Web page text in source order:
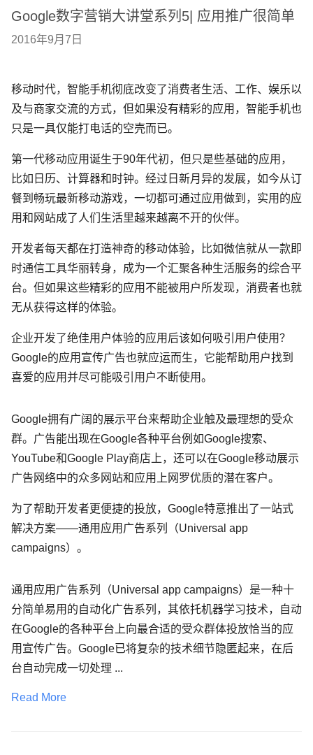
Google数字营销大讲堂系列5| 应用推广很简单
2016年9月7日
移动时代，智能手机彻底改变了消费者生活、工作、娱乐以
及与商家交流的方式，但如果没有精彩的应用，智能手机也
只是一具仅能打电话的空壳而已。
第一代移动应用诞生于90年代初，但只是些基础的应用，
比如日历、计算器和时钟。经过日新月异的发展，如今从订
餐到畅玩最新移动游戏，一切都可通过应用做到，实用的应
用和网站成了人们生活里越来越离不开的伙伴。
开发者每天都在打造神奇的移动体验，比如微信就从一款即
时通信工具华丽转身，成为一个汇聚各种生活服务的综合平
台。但如果这些精彩的应用不能被用户所发现，消费者也就
无从获得这样的体验。
企业开发了绝佳用户体验的应用后该如何吸引用户使用？
Google的应用宣传广告也就应运而生，它能帮助用户找到
喜爱的应用并尽可能吸引用户不断使用。
Google拥有广阔的展示平台来帮助企业触及最理想的受众
群。广告能出现在Google各种平台例如Google搜索、
YouTube和Google Play商店上，还可以在Google移动展示
广告网络中的众多网站和应用上网罗优质的潜在客户。
为了帮助开发者更便捷的投放，Google特意推出了一站式
解决方案——通用应用广告系列（Universal app
campaigns）。
通用应用广告系列（Universal app campaigns）是一种十
分简单易用的自动化广告系列，其依托机器学习技术，自动
在Google的各种平台上向最合适的受众群体投放恰当的应
用宣传广告。Google已将复杂的技术细节隐匿起来，在后
台自动完成一切处理 ...
Read More